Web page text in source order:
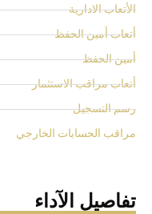
الأتعاب الادارية
أتعاب أمين الحفظ
أمين الحفظ
أتعاب مراقب الاستثمار
رسم التسجيل
مراقب الحسابات الخارجي
تفاصيل الآداء